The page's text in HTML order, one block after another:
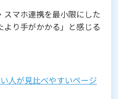
マホ連携を最小限にした
り手がかかる」と感じる
人が見比べやすいページ